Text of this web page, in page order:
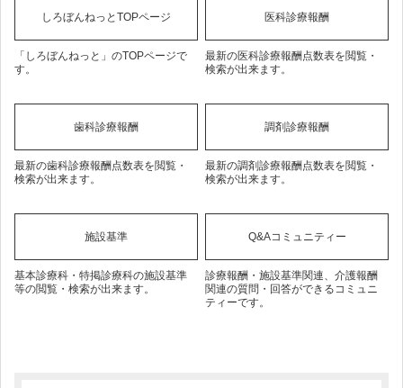
しろぼんねっとTOPページ
「しろぼんねっと」のTOPページで
す。
医科診療報酬
最新の医科診療報酬点数表を閲覧・
検索が出来ます。
歯科診療報酬
最新の歯科診療報酬点数表を閲覧・
検索が出来ます。
調剤診療報酬
最新の調剤診療報酬点数表を閲覧・
検索が出来ます。
施設基準
基本診療科・特掲診療科の施設基準
等の閲覧・検索が出来ます。
Q&Aコミュニティー
診療報酬・施設基準関連、介護報酬
関連の質問・回答ができるコミュニ
ティーです。